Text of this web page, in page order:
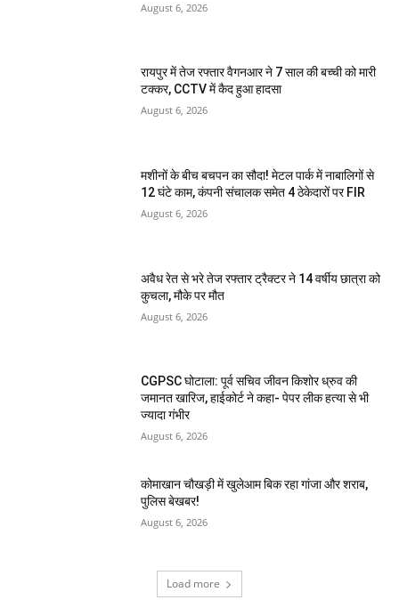
August 6, 2026
रायपुर में तेज रफ्तार वैगनआर ने 7 साल की बच्ची को मारी
टक्कर, CCTV में कैद हुआ हादसा
August 6, 2026
मशीनों के बीच बचपन का सौदा! मेटल पार्क में नाबालिगों से
12 घंटे काम, कंपनी संचालक समेत 4 ठेकेदारों पर FIR
August 6, 2026
अवैध रेत से भरे तेज रफ्तार ट्रैक्टर ने 14 वर्षीय छात्रा को
कुचला, मौके पर मौत
August 6, 2026
CGPSC घोटाला: पूर्व सचिव जीवन किशोर ध्रुव की
जमानत खारिज, हाईकोर्ट ने कहा- पेपर लीक हत्या से भी
ज्यादा गंभीर
August 6, 2026
कोमाखान चौखड़ी में खुलेआम बिक रहा गांजा और शराब,
पुलिस बेखबर!
August 6, 2026
Load more